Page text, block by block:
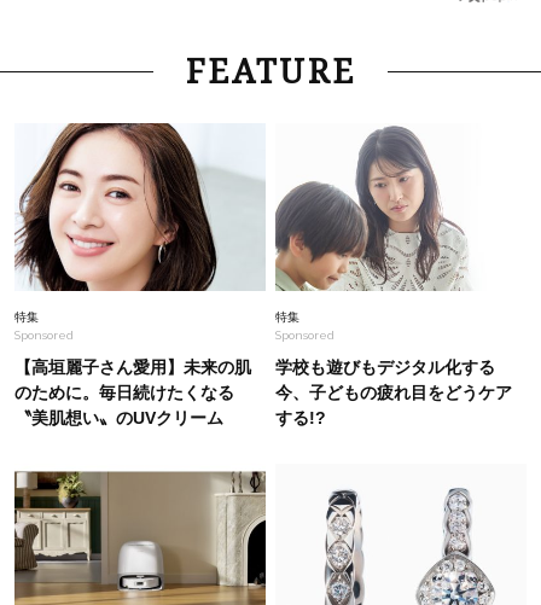
Fashion 2026.5.7
【40代夏コーデ】薄着でも地味見えしない！大
Fashion
【ピンクデニム】はシアートップスを生かしたワ
ントーンでメリハリをつけて
40代は「ゆるく絞る」がキレイ見えの正解！ウ
エスト調整自在な【ドロストワンピ】4選
「それ、ユニクロなの？」大草直子さんが40代
に推す【ワンピース】！秀逸シルエットで体型が
キレイ見え
Fashion 2025.8.14
「黒スポサン」はハイブランド派・スポーツブラ
FEATURE
特集
Sponsored
【高垣麗子さん愛用】未来の肌
のために。毎日続けたくなる
〝美肌想い〟のUVクリーム
特集
Sponsored
学校も遊びもデジタル化する
今、子どもの疲れ目をどうケア
する!?